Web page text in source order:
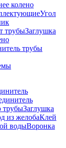
колено
Угол
трубыЗаглушка
трубы
трубыЗаглушка
из желобаКлей
водыВоронка